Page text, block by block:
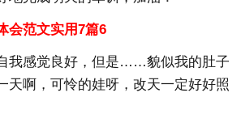
会范文实用7篇6
我感觉良好，但是……貌似我的肚子
天啊，可怜的娃呀，改天一定好好照